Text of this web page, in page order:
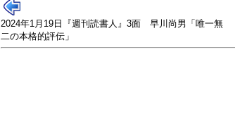
2024年1月19日『週刊読書人』3面 早川尚男「唯一無
二の本格的評伝」